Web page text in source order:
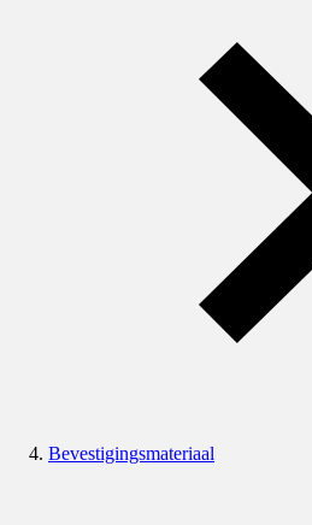
Bevestigingsmateriaal